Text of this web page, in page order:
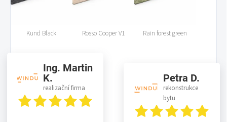
Kund Black Rosso Cooper V1 Rain forest green
Ing. Martin
K.
realizační firma
Petra D.
rekonstrukce
bytu